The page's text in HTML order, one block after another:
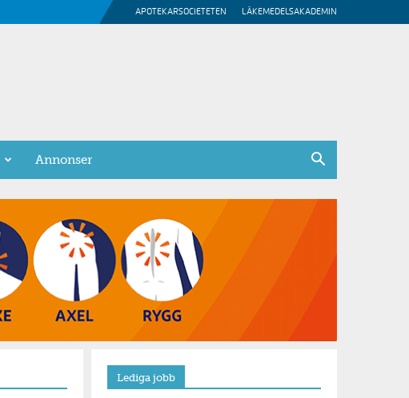
APOTEKARSOCIETETEN LÄKEMEDELSAKADEMIN
Annonser
Lediga jobb